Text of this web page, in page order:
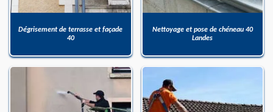
Dégrisement de terrasse et façade
40
Nettoyage et pose de chéneau 40
Landes